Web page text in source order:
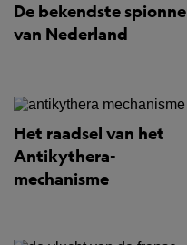
De bekendste spionne
van Nederland
Het raadsel van het
Antikythera-
mechanisme